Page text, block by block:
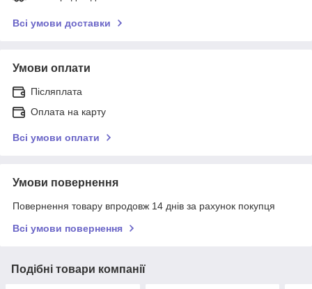
Всі умови доставки
Умови оплати
Післяплата
Оплата на карту
Всі умови оплати
Умови повернення
Повернення товару впродовж 14 днів за рахунок покупця
Всі умови повернення
Подібні товари компанії